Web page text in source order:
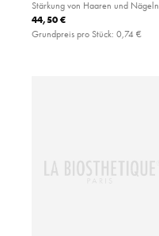
Stärkung von Haaren und Nägeln
44,50 €
Grundpreis pro Stück: 0,74 €